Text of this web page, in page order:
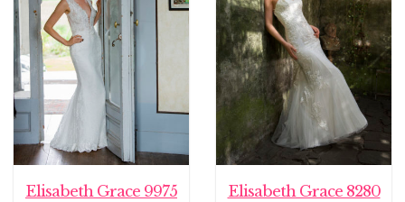
Elisabeth Grace 9975 Elisabeth Grace 8280